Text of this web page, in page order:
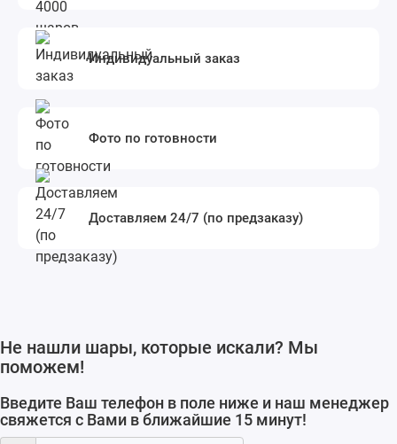
Индивидуальный заказ
Фото по готовности
Доставляем 24/7 (по предзаказу)
Не нашли шары, которые искали? Мы
поможем!
Введите Ваш телефон в поле ниже и наш менеджер
свяжется с Вами в ближайшие 15 минут!